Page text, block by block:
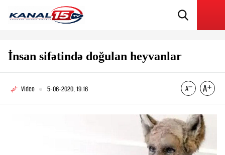
İnsan sifətində doğulan heyvanlar
Video 5-06-2020, 19:16